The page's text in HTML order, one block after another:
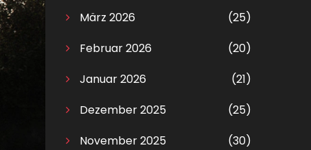
März 2026
(25)
Februar 2026
(20)
Januar 2026
(21)
Dezember 2025
(25)
November 2025
(30)